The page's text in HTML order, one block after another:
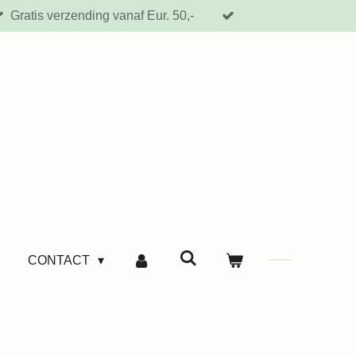
Gratis verzending vanaf Eur. 50,-
CONTACT